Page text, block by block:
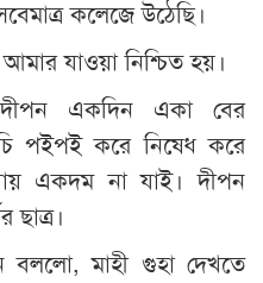
কলেজে উঠেছি।
যাওয়া নিশ্চিত হয়।
একদিন একা বের
পইপই করে নিষেধ করে
একদম না যাই। দীপন
ছাত্র।
বললো, মাহী গুহা দেখতে